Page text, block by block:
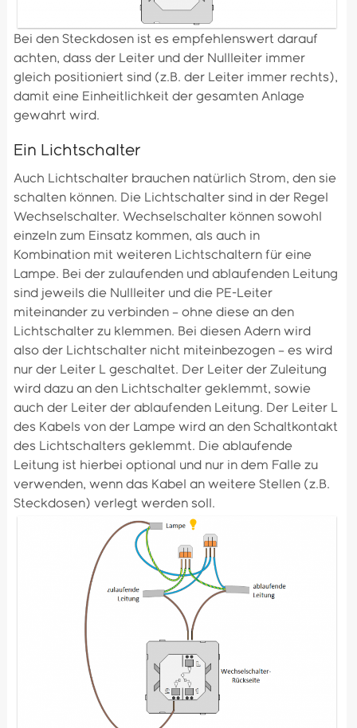
Bei den Steckdosen ist es empfehlenswert darauf
achten, dass der Leiter und der Nullleiter immer
gleich positioniert sind (z.B. der Leiter immer rechts),
damit eine Einheitlichkeit der gesamten Anlage
gewahrt wird.
Ein Lichtschalter
Auch Lichtschalter brauchen natürlich Strom, den sie
schalten können. Die Lichtschalter sind in der Regel
Wechselschalter. Wechselschalter können sowohl
einzeln zum Einsatz kommen, als auch in
Kombination mit weiteren Lichtschaltern für eine
Lampe. Bei der zulaufenden und ablaufenden Leitung
sind jeweils die Nullleiter und die PE-Leiter
miteinander zu verbinden – ohne diese an den
Lichtschalter zu klemmen. Bei diesen Adern wird
also der Lichtschalter nicht miteinbezogen – es wird
nur der Leiter L geschaltet. Der Leiter der Zuleitung
wird dazu an den Lichtschalter geklemmt, sowie
auch der Leiter der ablaufenden Leitung. Der Leiter L
des Kabels von der Lampe wird an den Schaltkontakt
des Lichtschalters geklemmt. Die ablaufende
Leitung ist hierbei optional und nur in dem Falle zu
verwenden, wenn das Kabel an weitere Stellen (z.B.
Steckdosen) verlegt werden soll.